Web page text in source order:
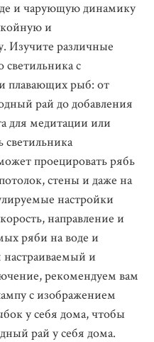
и чарующую динамику
и
Изучите различные
с
плавающих рыб: от
рай до добавления
для медитации или
светильника
проецировать рябь
стены и даже на
настройки
направление и
ряби на воде и
и
рекомендуем вам
с изображением
у себя дома, чтобы
рай у себя дома.